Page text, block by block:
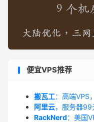
便宜VPS推荐
搬瓦工：高端VPS
阿里云，服务器
RackNerd：美国